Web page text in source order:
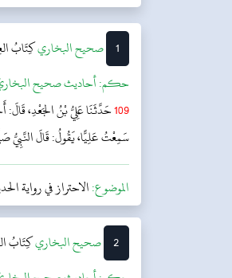
1 ‌‌صحيح البخاريكِتَابُ
حکم:أحاديث صحيح
109حَدَّثَنَا عَلِيُّ بْنُ الجَعْدِ،
سَمِعْتُ عَلِيًّا، يَقُولُ: قَالَ النَّبِيُّ
الموضوع:الاحتراز في رواية
2 ‌‌صحيح البخاريكِتَابُ